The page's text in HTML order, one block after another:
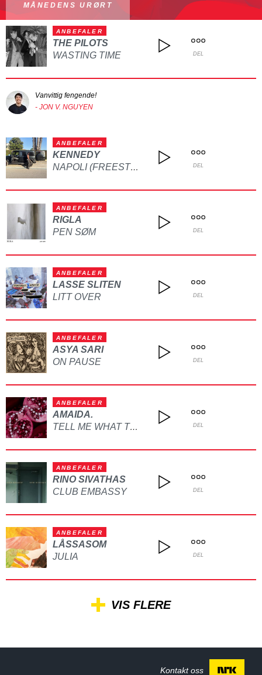
MÅNEDENS URØRT
ANBEFALER
THE PILOTS
WASTING TIME
DEL
Vanvittig fengende!
- JON V. NGUYEN
ANBEFALER
KENNEDY
NAPOLI (FREESTYLE) DEL
ANBEFALER
RIGLA
PEN SØM
DEL
ANBEFALER
LASSE SLITEN
LITT OVER
DEL
ANBEFALER
ASYA SARI
ON PAUSE
DEL
ANBEFALER
AMAIDA.
TELL ME WHAT TO DO DEL
ANBEFALER
RINO SIVATHAS
CLUB EMBASSY
DEL
ANBEFALER
LÅSSASOM
JULIA
DEL
VIS FLERE
Kontakt oss